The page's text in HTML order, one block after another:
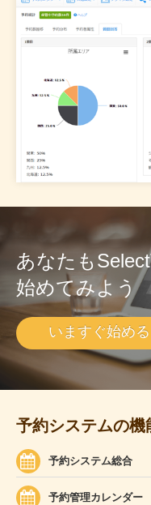
あなたも
始めてみよう
いますぐ始める
予約システムの機
予約システム総合
予約管理カレンダー